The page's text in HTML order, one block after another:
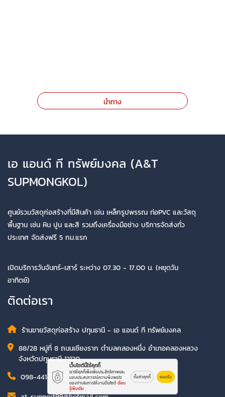
นำทาง
เอ แอนด์ ที ทรัพย์มงคล (A&T
SUPMONGKOL)
ศูนย์รวมวัสดุก่อสร้างที่มีสินค้า เช่น เหล็กรูปพรรณ ท่อPVC และวัสดุ
พื้นฐาน เช่น หิน ปูน และสี รวมถึงเครื่องมือช่าง บริการจัดส่งทั่ว
ประเทศ จัดส่งฟรี 5 กม.แรก
เปิดบริการวันจันทร์-เสาร์ ระหว่าง 07.30 - 17.00 น. (หยุดวัน
อาทิตย์)
ติดต่อเรา
ร้านขายวัสดุก่อสร้าง ปทุมธานี - เอ แอนด์ ที ทรัพย์มงคล
88/28 หมู่ที่ 8 ถนนเชียงราก ตำบลคลองหนึ่ง อำเภอคลองหลวง
จังหวัดปทุมธานี 12120
098-441-4246 ,02-901-7079
เว็บไซต์นี้ใช้คุกกี้
เราใช้คุกกี้เพื่อเพิ่มประสิทธิภาพและ
มอบประสบการณ์ความพึงพอใจ
ของท่านในการใช้งานเว็บไซต์ เรียน
รู้เพิ่มเติม
ตั้งค่าคุกกี้ ยอมรับ